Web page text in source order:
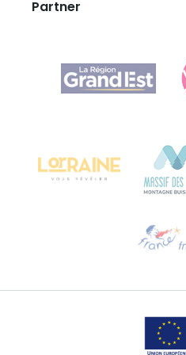
Agence Régionale du
Bureau de Colmar
Sprechen Sie
Partner